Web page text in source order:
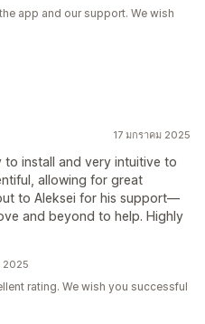
app and our support. We wish
17 มกราคม 2025
to install and very intuitive to
allowing for great
to Aleksei for his support—
and beyond to help. Highly
2025
rating. We wish you successful